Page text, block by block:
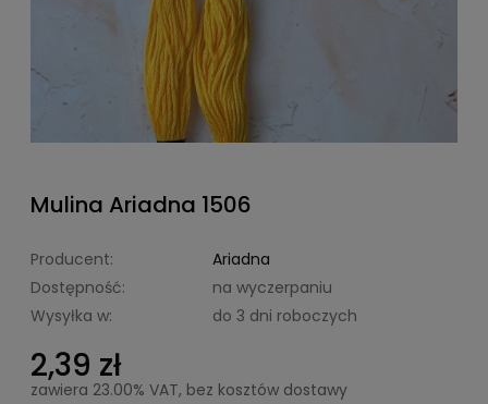
Mulina Ariadna 1506
Producent:
Ariadna
Dostępność:
na wyczerpaniu
Wysyłka w:
do 3 dni roboczych
2,39 zł
zawiera 23.00% VAT, bez kosztów dostawy